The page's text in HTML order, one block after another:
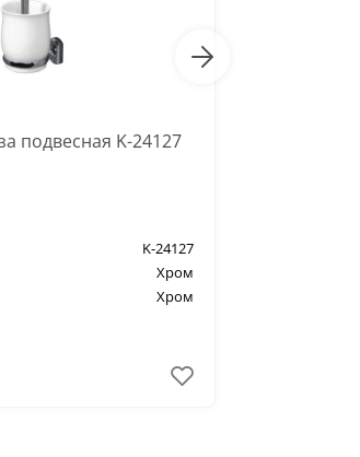
подвесная K-24127
K-24127
Хром
Хром